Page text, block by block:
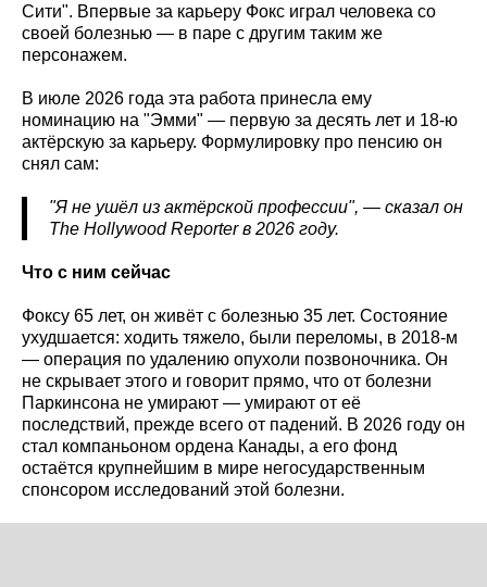
Сити". Впервые за карьеру Фокс играл человека со
своей болезнью — в паре с другим таким же
персонажем.
В июле 2026 года эта работа принесла ему
номинацию на "Эмми" — первую за десять лет и 18-ю
актёрскую за карьеру. Формулировку про пенсию он
снял сам:
"Я не ушёл из актёрской профессии", — сказал он
The HollywoodReporterв 2026 году.
Что с ним сейчас
Фоксу 65 лет, он живёт с болезнью 35 лет. Состояние
ухудшается: ходить тяжело, были переломы, в 2018-м
— операция по удалению опухоли позвоночника. Он
не скрывает этого и говорит прямо, что от болезни
Паркинсона не умирают — умирают от её
последствий, прежде всего от падений. В 2026 году он
стал компаньоном ордена Канады, а его фонд
остаётся крупнейшим в мире негосударственным
спонсором исследований этой болезни.